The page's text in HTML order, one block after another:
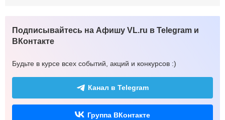
Подписывайтесь на Афишу VL.ru в Telegram и
ВКонтакте
Будьте в курсе всех событий, акций и конкурсов :)
Канал в Telegram
Группа ВКонтакте